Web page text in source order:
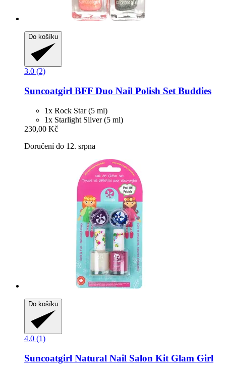
Do košíku
3.0 (2)
Suncoatgirl BFF Duo Nail Polish Set Buddies
1x Rock Star (5 ml)
1x Starlight Silver (5 ml)
230,00 Kč
Doručení do 12. srpna
Do košíku
4.0 (1)
Suncoatgirl Natural Nail Salon Kit Glam Girl